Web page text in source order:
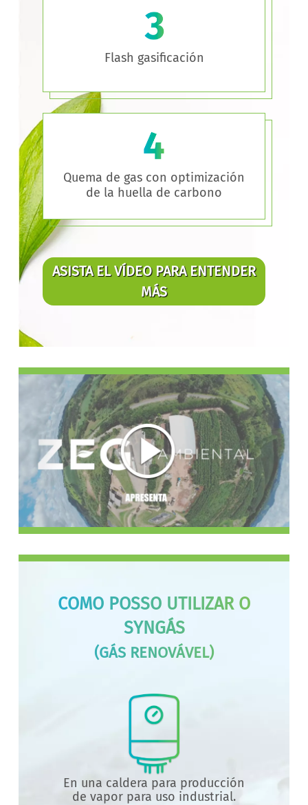
Flash gasificación
Quema de gas con optimización
de la huella de carbono
ASISTA EL VÍDEO PARA ENTENDER
MÁS
COMO POSSO UTILIZAR O
SYNGÁS
(GÁS RENOVÁVEL)
En una caldera para producción
de vapor para uso industrial.